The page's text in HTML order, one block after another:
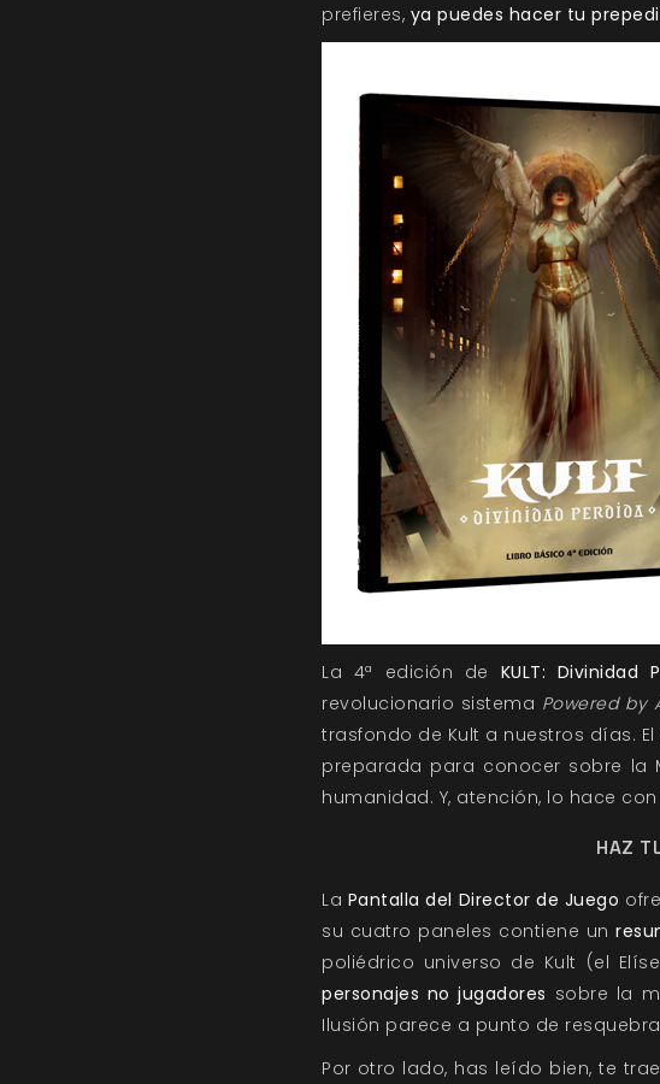
prefieres, ya puedes hacer tu
La 4ª edición de KULT: Divinidad
revolucionario sistema Powered by
trasfondo de Kult a nuestros días. El
preparada para conocer sobre la
humanidad. Y, atención, lo hace con
HAZ
La Pantalla del Director de Juego
su cuatro paneles contiene un
poliédrico universo de Kult (el
personajes no jugadores sobre la
Ilusión parece a punto de
Por otro lado, has leído bien, te